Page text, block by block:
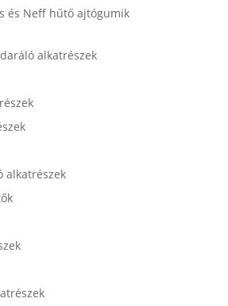
és Neff hűtő ajtógumik
alkatrészek
alkatrészek